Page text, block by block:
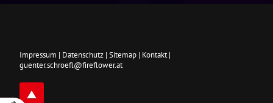
Impressum | Datenschutz |Sitemap | Kontakt|
guenter.schroefl@fireflower.at